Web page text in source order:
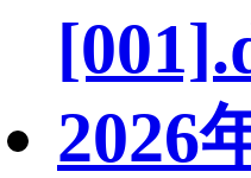
2026